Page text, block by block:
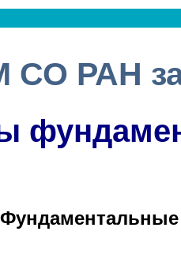
СО РАН за